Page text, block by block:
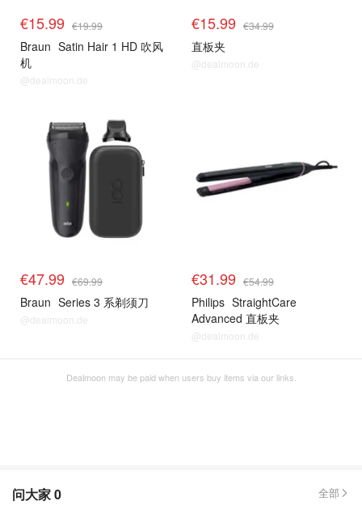
€15.99 €19.99
Braun Satin Hair 1 HD 吹风
机
@dealmoon.de
€15.99 €34.99
直板夹
@dealmoon.de
€47.99 €69.99
Braun Series 3 系剃须刀
@dealmoon.de
€31.99 €54.99
Philips StraightCare
Advanced 直板夹
@dealmoon.de
Dealmoon may be paid when users buy items via our links.
问大家0 全部